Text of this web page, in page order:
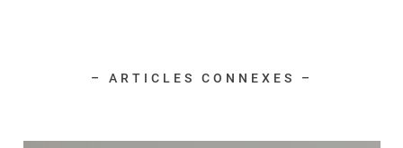
– ARTICLES CONNEXES –